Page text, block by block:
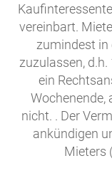
vereinbart.
zumindest in
zuzulassen,
ein
Wochenende,
nicht. . Der
ankündigen
Mieters